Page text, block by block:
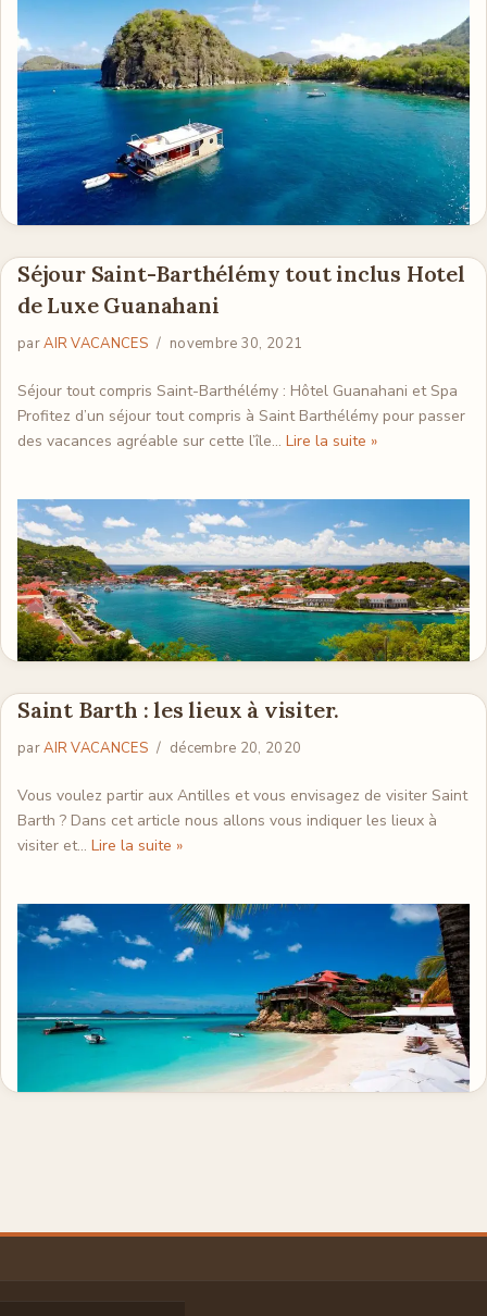
Séjour Saint-Barthélémy tout inclus Hotel
de Luxe Guanahani
parAIR VACANCES novembre 30, 2021
Séjour tout compris Saint-Barthélémy : Hôtel Guanahani et Spa
Profitez d’un séjour tout compris à Saint Barthélémy pour passer
des vacances agréable sur cette l’île… Lire la suite »
Saint Barth : les lieux à visiter.
parAIR VACANCES décembre 20, 2020
Vous voulez partir aux Antilles et vous envisagez de visiter Saint
Barth ? Dans cet article nous allons vous indiquer les lieux à
visiter et… Lire la suite »